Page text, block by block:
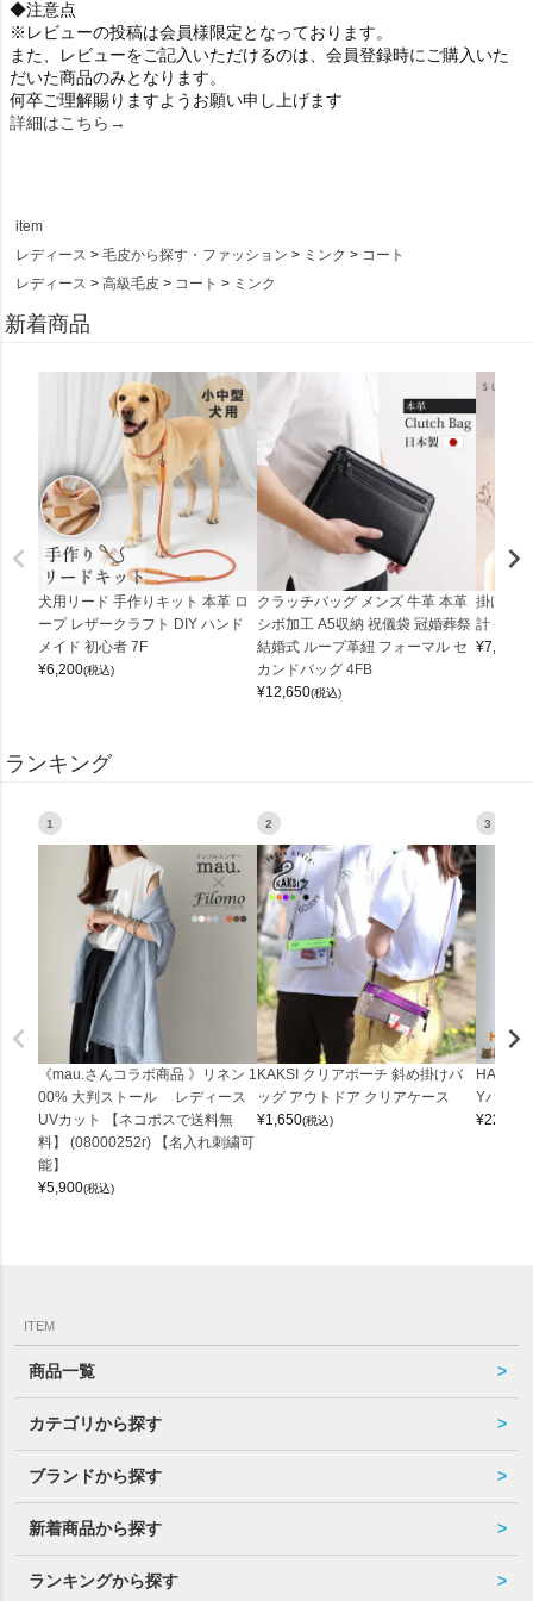
◆注意点
※レビューの投稿は会員様限定となっております。
また、レビューをご記入いただけるのは、会員登録時にご購入いた
だいた商品のみとなります。
何卒ご理解賜りますようお願い申し上げます
詳細はこちら→
item
レディース
毛皮から探す・ファッション ミンク
コート
レディース
高級毛皮 コート ミンク
新着商品
犬用リード 手作りキット 本革 ロ
ープ レザークラフト DIY ハンド
メイド 初心者 7F
¥6,200(税込)
クラッチバッグ メンズ 牛革 本革
シボ加工 A5収納 祝儀袋 冠婚葬祭
結婚式 ループ革紐 フォーマル セ
カンドバッグ 4FB
¥12,650(税込)
掛け時
計
¥7,150
ランキング
1
《mau.さんコラボ商品 》リネン 1
00% 大判ストール レディース
UVカット 【ネコポスで送料無
料】 (08000252r) 【名入れ刺繍可
能】
¥5,900(税込)
2
KAKSI クリアポーチ 斜め掛けバ
ッグ アウトドア クリアケース
¥1,650(税込)
3
Yバッグ
¥22,000
ITEM
商品一覧
カテゴリから探す
ブランドから探す
新着商品から探す
ランキングから探す